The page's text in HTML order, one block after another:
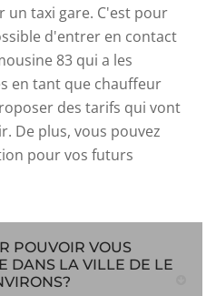
un taxi gare. C'est pour
d'entrer en contact
83 qui a les
en tant que chauffeur
des tarifs qui vont
De plus, vous pouvez
pour vos futurs
POUVOIR VOUS
DANS LA VILLE DE LE